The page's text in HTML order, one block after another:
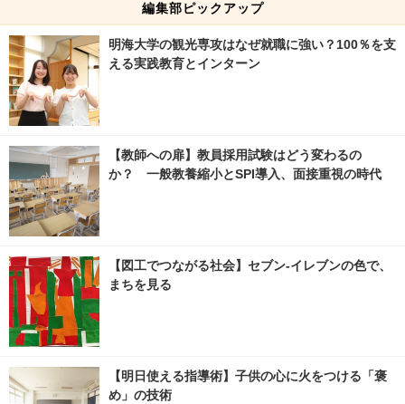
編集部ピックアップ
明海大学の観光専攻はなぜ就職に強い？100％を支
える実践教育とインターン
【教師への扉】教員採用試験はどう変わるの
か？ 一般教養縮小とSPI導入、面接重視の時代
【図工でつながる社会】セブン‐イレブンの色で、
まちを見る
【明日使える指導術】子供の心に火をつける「褒
め」の技術